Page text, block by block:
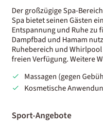
Der großzügige Spa-
Spa bietet seinen Gästen
Entspannung und Ruhe zu
Dampfbad und Hamam
Ruhebereich und
freien Verfügung. Weitere
Massagen (gegen
Kosmetische
Sport-Angebote